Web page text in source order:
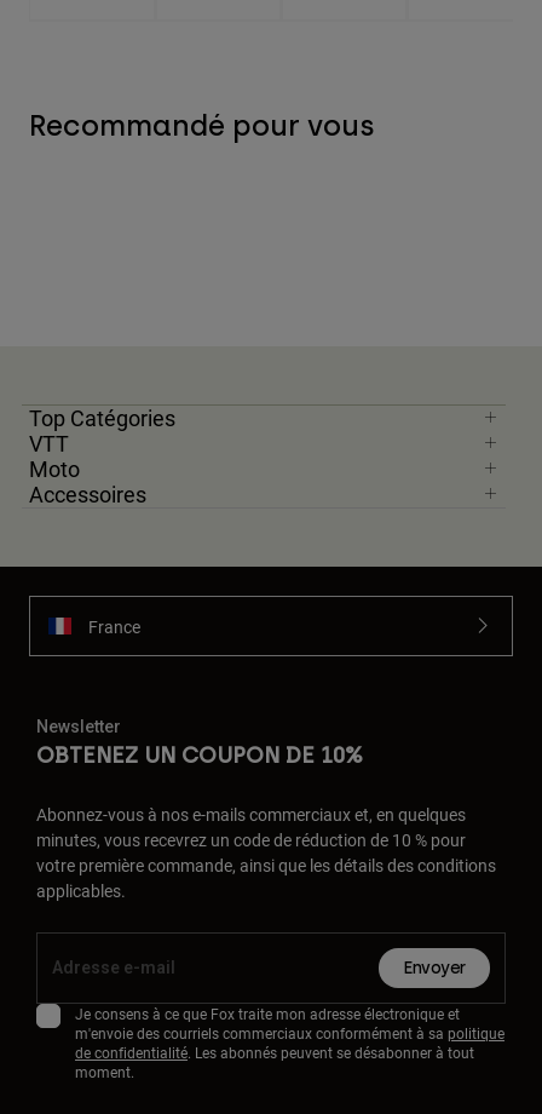
Recommandé pour vous
Top Catégories
VTT
Moto
Accessoires
France
Newsletter
OBTENEZ UN COUPON DE 10%
Abonnez-vous à nos e-mails commerciaux et, en quelques
minutes, vous recevrez un code de réduction de 10 % pour
votre première commande, ainsi que les détails des conditions
applicables.
Envoyer
Je consens à ce que Fox traite mon adresse électronique et
m'envoie des courriels commerciaux conformément à sa politique
de confidentialité. Les abonnés peuvent se désabonner à tout
moment.